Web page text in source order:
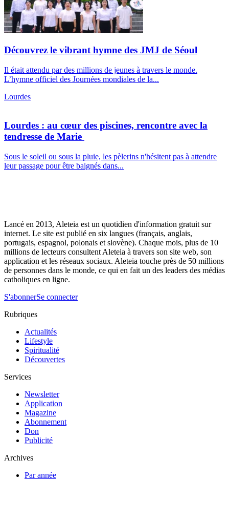
Découvrez le vibrant hymne des JMJ de Séoul
Il était attendu par des millions de jeunes à travers le monde.
L’hymne officiel des Journées mondiales de la...
Lourdes
Lourdes : au cœur des piscines, rencontre avec la
tendresse de Marie
Sous le soleil ou sous la pluie, les pèlerins n'hésitent pas à attendre
leur passage pour être baignés dans...
Lancé en 2013, Aleteia est un quotidien d'information gratuit sur
internet. Le site est publié en six langues (français, anglais,
portugais, espagnol, polonais et slovène). Chaque mois, plus de 10
millions de lecteurs consultent Aleteia à travers son site web, son
application et les réseaux sociaux. Aleteia touche près de 50 millions
de personnes dans le monde, ce qui en fait un des leaders des médias
catholiques en ligne.
S'abonnerSe connecter
Rubriques
Actualités
Lifestyle
Spiritualité
Découvertes
Services
Newsletter
Application
Magazine
Abonnement
Don
Publicité
Archives
Par année